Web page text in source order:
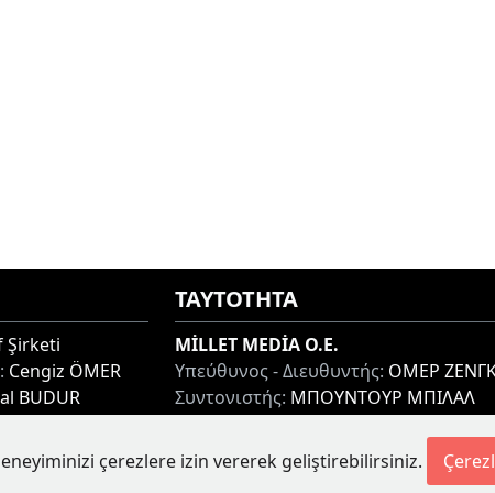
Şirketi
Cengiz ÖMER
BUDUR
ΤΑΥΤΟΤΗΤΑ
MİLLET MEDİA O.E.
Υπεύθυνος - Διευθυντής: ΟΜΕΡ
Συντονιστής: ΜΠΟΥΝΤΟΥΡ ΜΠΙΛΑΛ
Τηλ:
+30 25410 77968
Ηλ. Διεύθυνση:
info@milletgazetesi.gr
çerezlere izin vererek geliştirebilirsiniz.